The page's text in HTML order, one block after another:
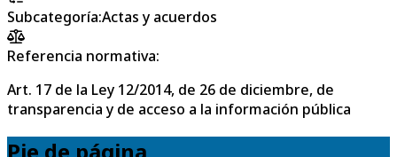
Subcategoría:Actas y acuerdos
Referencia normativa:
Art. 17 de la Ley 12/2014, de 26 de diciembre, de
transparencia y de acceso a la información pública
Pie de página